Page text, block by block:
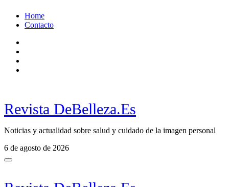
Home
Contacto
Revista DeBelleza.Es
Noticias y actualidad sobre salud y cuidado de la imagen personal
6 de agosto de 2026